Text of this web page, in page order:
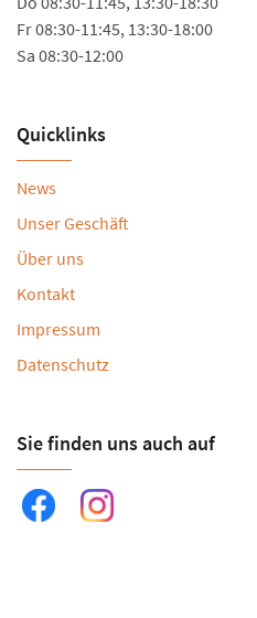
Fr 08:30-11:45, 13:30-18:00
Sa 08:30-12:00
Quicklinks
News
Unser Geschäft
Über uns
Kontakt
Impressum
Datenschutz
Sie finden uns auch auf